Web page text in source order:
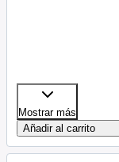
Mostrar más
Añadir al carrito